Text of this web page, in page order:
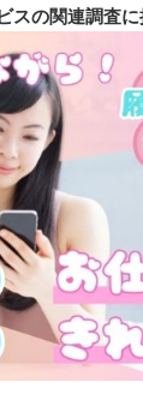
スの関連調査に